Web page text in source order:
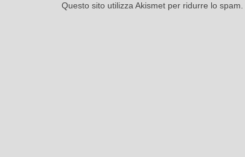
Questo sito utilizza Akismet per ridurre lo spam.